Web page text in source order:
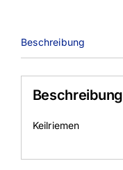
Beschreibung
Beschreibung
Keilriemen